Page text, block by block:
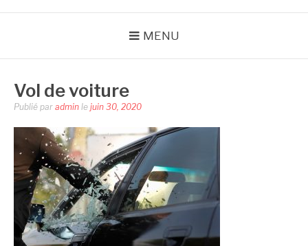
MENU
Vol de voiture
Publié par admin le juin 30, 2020